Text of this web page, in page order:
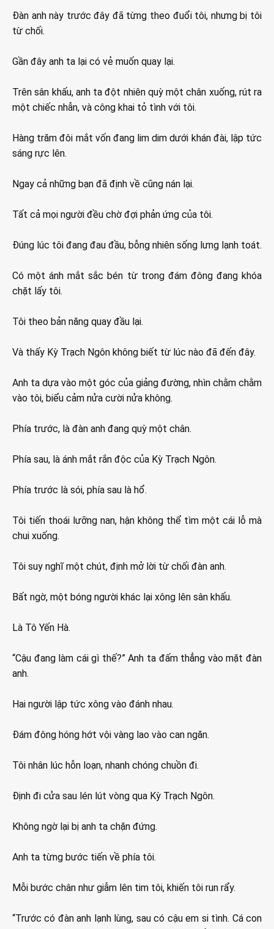
Đàn anh này trước đây đã từng theo đuổi tôi, nhưng bị tôi
từ chối.
Gần đây anh ta lại có vẻ muốn quay lại.
Trên sân khấu, anh ta đột nhiên quỳ một chân xuống, rút ra
một chiếc nhẫn, và công khai tỏ tình với tôi.
Hàng trăm đôi mắt vốn đang lim dim dưới khán đài, lập tức
sáng rực lên.
Ngay cả những bạn đã định về cũng nán lại.
Tất cả mọi người đều chờ đợi phản ứng của tôi.
Đúng lúc tôi đang đau đầu, bỗng nhiên sống lưng lạnh toát.
Có một ánh mắt sắc bén từ trong đám đông đang khóa
chặt lấy tôi.
Tôi theo bản năng quay đầu lại.
Và thấy Kỳ Trạch Ngôn không biết từ lúc nào đã đến đây.
Anh ta dựa vào một góc của giảng đường, nhìn chằm chằm
vào tôi, biểu cảm nửa cười nửa không.
Phía trước, là đàn anh đang quỳ một chân.
Phía sau, là ánh mắt rắn độc của Kỳ Trạch Ngôn.
Phía trước là sói, phía sau là hổ.
Tôi tiến thoái lưỡng nan, hận không thể tìm một cái lỗ mà
chui xuống.
Tôi suy nghĩ một chút, định mở lời từ chối đàn anh.
Bất ngờ, một bóng người khác lại xông lên sân khấu.
Là Tô Yến Hà.
“Cậu đang làm cái gì thế?” Anh ta đấm thẳng vào mặt đàn
anh.
Hai người lập tức xông vào đánh nhau.
Đám đông hóng hớt vội vàng lao vào can ngăn.
Tôi nhân lúc hỗn loạn, nhanh chóng chuồn đi.
Định đi cửa sau lén lút vòng qua Kỳ Trạch Ngôn.
Không ngờ lại bị anh ta chặn đứng.
Anh ta từng bước tiến về phía tôi.
Mỗi bước chân như giẫm lên tim tôi, khiến tôi run rẩy.
“Trước có đàn anh lạnh lùng, sau có cậu em si tình. Cá con